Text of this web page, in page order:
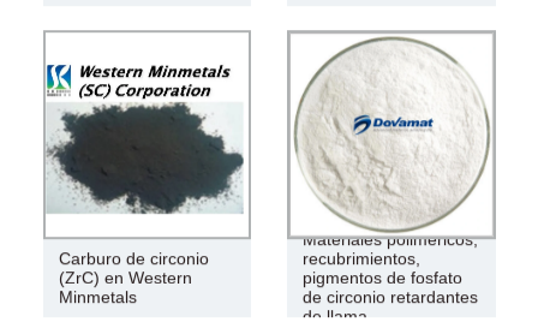
Carburo de circonio
(ZrC) en Western
Minmetals
Materiales poliméricos,
recubrimientos,
pigmentos de fosfato
de circonio retardantes
de llama